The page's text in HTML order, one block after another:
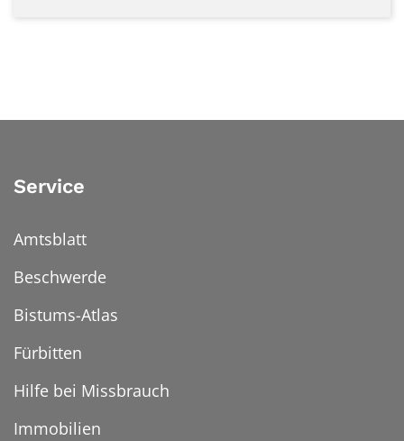
Service
Amtsblatt
Beschwerde
Bistums-Atlas
Fürbitten
Hilfe bei Missbrauch
Immobilien